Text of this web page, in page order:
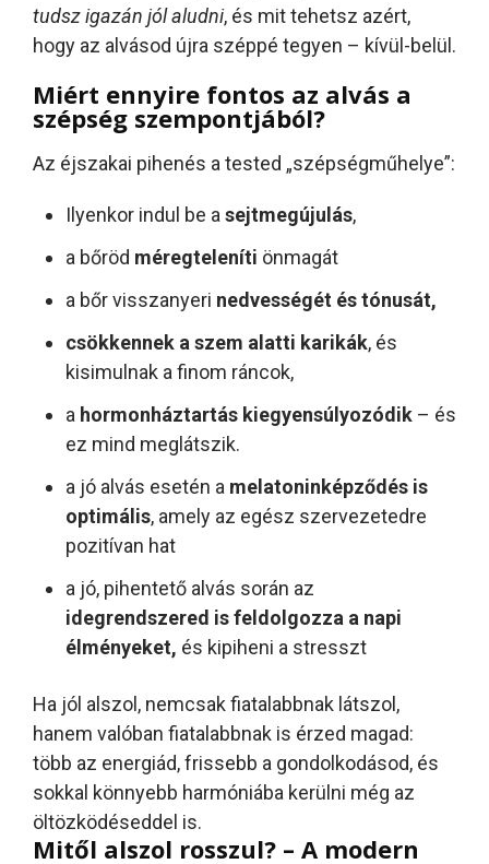
tudsz igazán jól aludni, és mit tehetsz azért,
hogy az alvásod újra széppé tegyen – kívül-belül.
Miért ennyire fontos az alvás a
szépség szempontjából?
Az éjszakai pihenés a tested „szépségműhelye”:
Ilyenkor indul be asejtmegújulás,
a bőröd méregteleníti önmagát
a bőr visszanyeri nedvességét és tónusát,
csökkennek a szem alatti karikák, és
kisimulnak a finom ráncok,
a hormonháztartás kiegyensúlyozódik – és
ez mind meglátszik.
a jó alvás esetén a melatoninképződés is
optimális, amely az egész szervezetedre
pozitívan hat
a jó, pihentető alvás során az
idegrendszered is feldolgozza a napi
élményeket, és kipiheni a stresszt
Ha jól alszol, nemcsak fiatalabbnak látszol,
hanem valóban fiatalabbnak is érzed magad:
több az energiád, frissebb a gondolkodásod, és
sokkal könnyebb harmóniába kerülni még az
öltözködéseddel is.
Mitől alszol rosszul? – A modern